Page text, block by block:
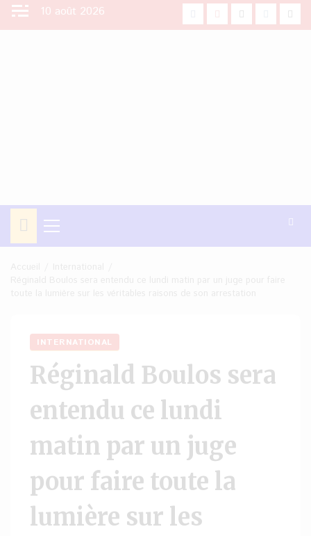
Aller
10 août 2026 facebookYoutube
X
Menu
principal
INTERNATIONAL
Réginald Boulos sera
entendu ce lundi
matin par un juge
pour faire toute la
lumière sur les